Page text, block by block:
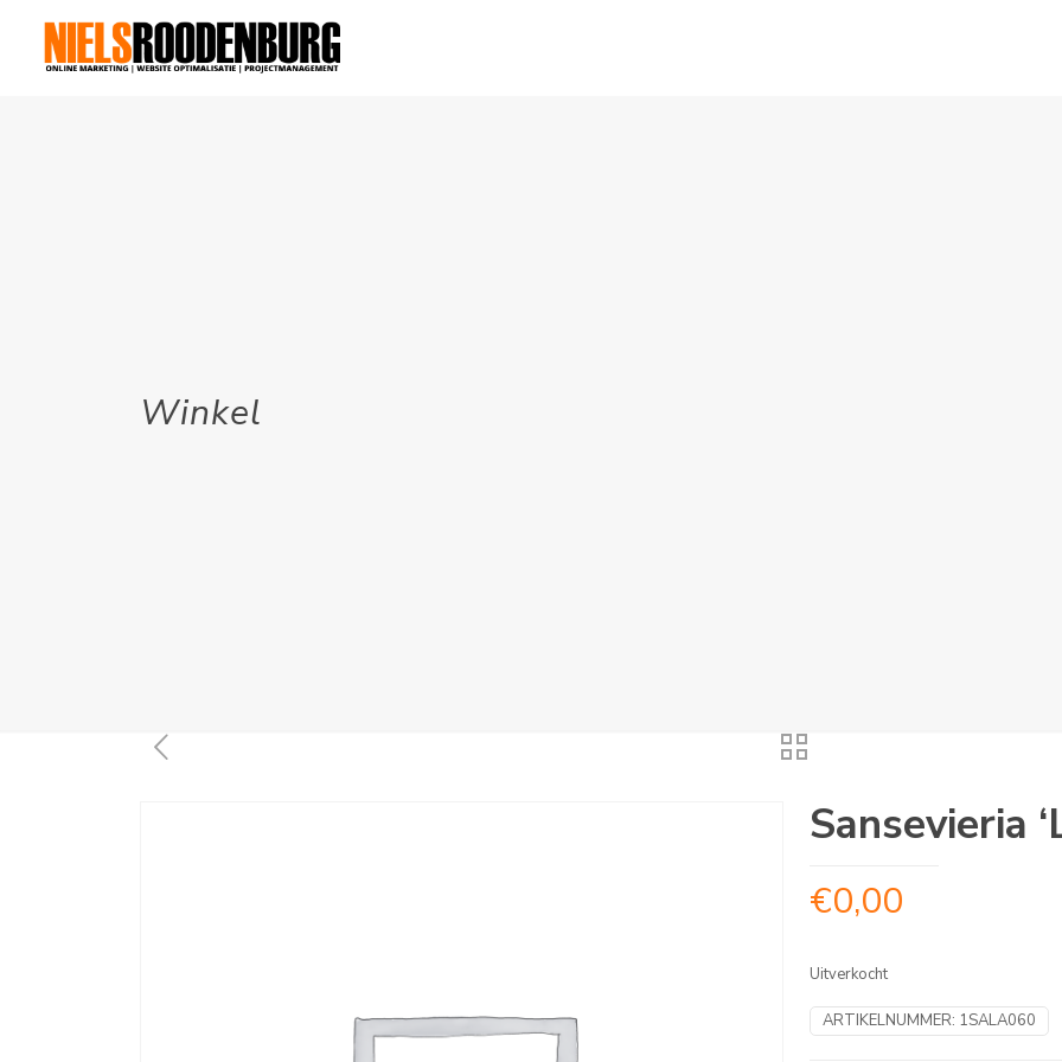
Winkel
Sansevieria
€0,00
Uitverkocht
ARTIKELNUMMER: 1SALA060